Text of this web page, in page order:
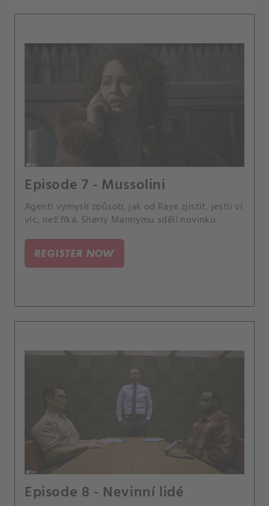
Episode 7 - Mussolini
Agenti vymyslí způsob, jak od Raye zjistit, jestli ví
víc, než říká. Sherry Mannymu sdělí novinku.
REGISTER NOW
Episode 8 - Nevinní lidé